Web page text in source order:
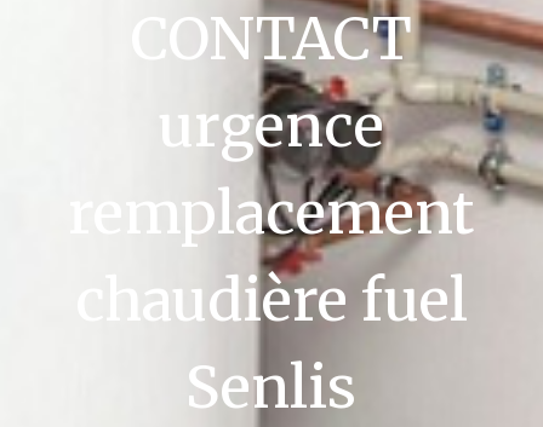
CONTACT
urgence
remplacement
chaudière fuel
Senlis